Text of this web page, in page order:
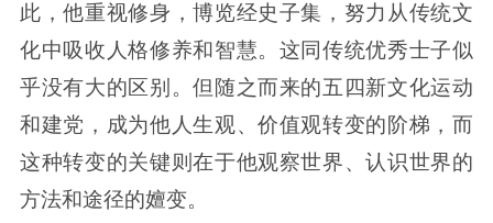
此，他重视修身，博览经史子集，努力从传统文
化中吸收人格修养和智慧。这同传统优秀士子似
乎没有大的区别。但随之而来的五四新文化运动
和建党，成为他人生观、价值观转变的阶梯，而
这种转变的关键则在于他观察世界、认识世界的
方法和途径的嬗变。